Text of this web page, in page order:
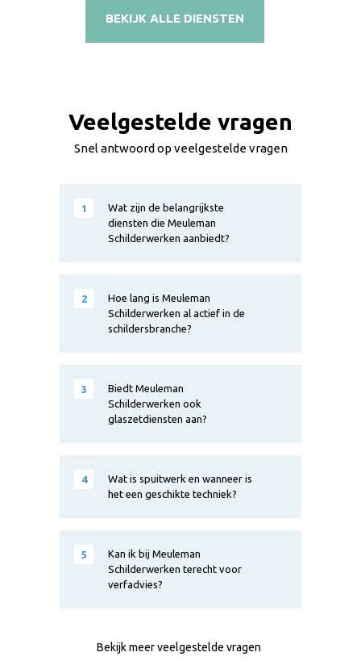
BEKIJK ALLE DIENSTEN
Veelgestelde vragen
Snel antwoord op veelgestelde vragen
1
Wat zijn de belangrijkste
diensten die Meuleman
Schilderwerken aanbiedt?
2
Hoe lang is Meuleman
Schilderwerken al actief in de
schildersbranche?
3
Biedt Meuleman
Schilderwerken ook
glaszetdiensten aan?
4
Wat is spuitwerk en wanneer is
het een geschikte techniek?
5
Kan ik bij Meuleman
Schilderwerken terecht voor
verfadvies?
Bekijk meer veelgestelde vragen